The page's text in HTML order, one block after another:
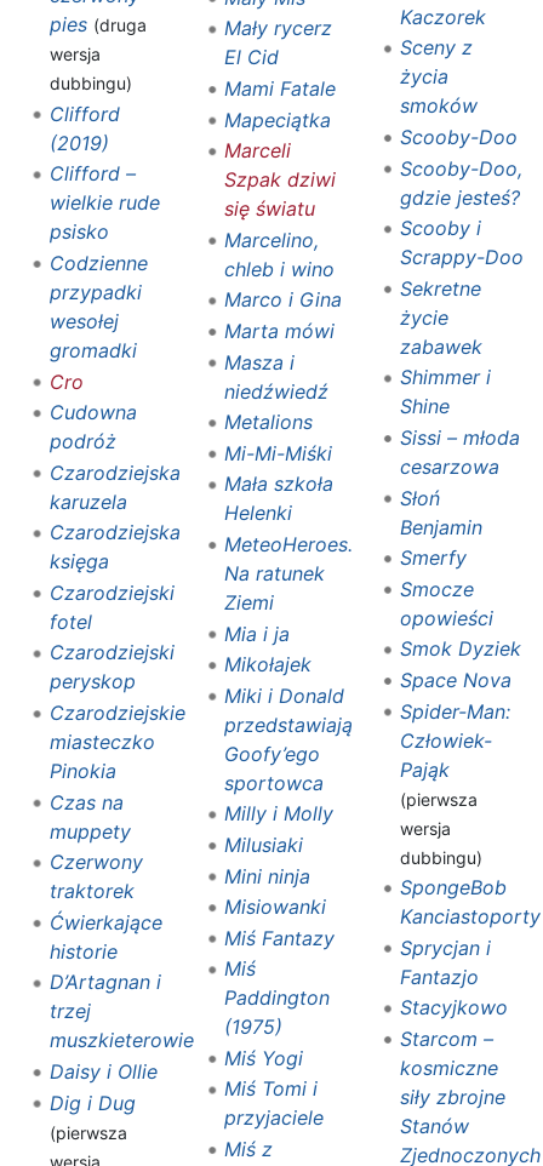
pies (druga
wersja
dubbingu)
Clifford
(2019)
Clifford –
wielkie rude
psisko
Codzienne
przypadki
wesołej
gromadki
Cro
Cudowna
podróż
Czarodziejska
karuzela
Czarodziejska
księga
Czarodziejski
fotel
Czarodziejski
peryskop
Czarodziejskie
miasteczko
Pinokia
Czas na
muppety
Czerwony
traktorek
Ćwierkające
historie
D’Artagnan i
trzej
muszkieterowie
Daisy i Ollie‎‎
Dig i Dug
(pierwsza
wersja
Mały rycerz
El Cid
Mami Fatale
Mapeciątka
Marceli
Szpak dziwi
się światu
Marcelino,
chleb i wino
Marco i Gina
Marta mówi
Masza i
niedźwiedź
Metalions
Mi-Mi-Miśki
Mała szkoła
Helenki
MeteoHeroes.
Na ratunek
Ziemi
Mia i ja‎
Mikołajek
Miki i Donald
przedstawiają
Goofy’ego
sportowca
Milly i Molly
Milusiaki
Mini ninja
Misiowanki
Miś Fantazy
Miś
Paddington
(1975)
Miś Yogi
Miś Tomi i
przyjaciele
Miś z
Kaczorek
Sceny z
życia
smoków
Scooby-Doo
Scooby-Doo,
gdzie jesteś?
Scooby i
Scrappy-Doo
Sekretne
życie
zabawek
Shimmer i
Shine
Sissi – młoda
cesarzowa
Słoń
Benjamin
Smerfy
Smocze
opowieści
Smok Dyziek
Space Nova
Spider-Man:
Człowiek-
Pająk
(pierwsza
wersja
dubbingu)
SpongeBob
Kanciastoporty
Sprycjan i
Fantazjo
Stacyjkowo
Starcom –
kosmiczne
siły zbrojne
Stanów
Zjednoczonych